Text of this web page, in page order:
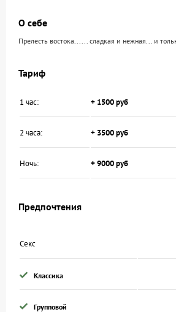
О себе
Прелесть востока...... сладкая и нежная... и
Тариф
1 час: + 1500 руб
2 часа: + 3500 руб
Ночь: + 9000 руб
Предпочтения
Секс
Классика
Групповой